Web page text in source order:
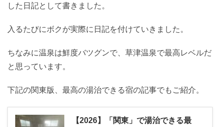
した日記として書きました。
入るたびにボクが実際に日記を付けていきました。
ちなみに温泉は鮮度バツグンで、草津温泉で最高レベルだ
と思っています。
下記の関東版、最高の湯治できる宿の記事でもご紹介。
【2026】「関東」で湯治できる最